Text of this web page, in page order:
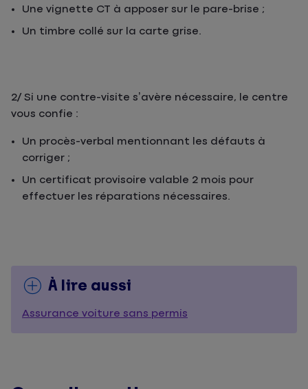
Une vignette CT à apposer sur le pare-brise ;
Un timbre collé sur la carte grise.
2/ Si une contre-visite s’avère nécessaire, le centre
vous confie :
Un procès-verbal mentionnant les défauts à
corriger ;
Un certificat provisoire valable 2 mois pour
effectuer les réparations nécessaires.
À lire aussi
Assurance voiture sans permis